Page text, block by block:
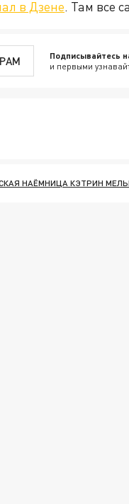
в Дзене. Там все
Подписывайтесь
и первыми
НАЁМНИЦА КЭТРИН